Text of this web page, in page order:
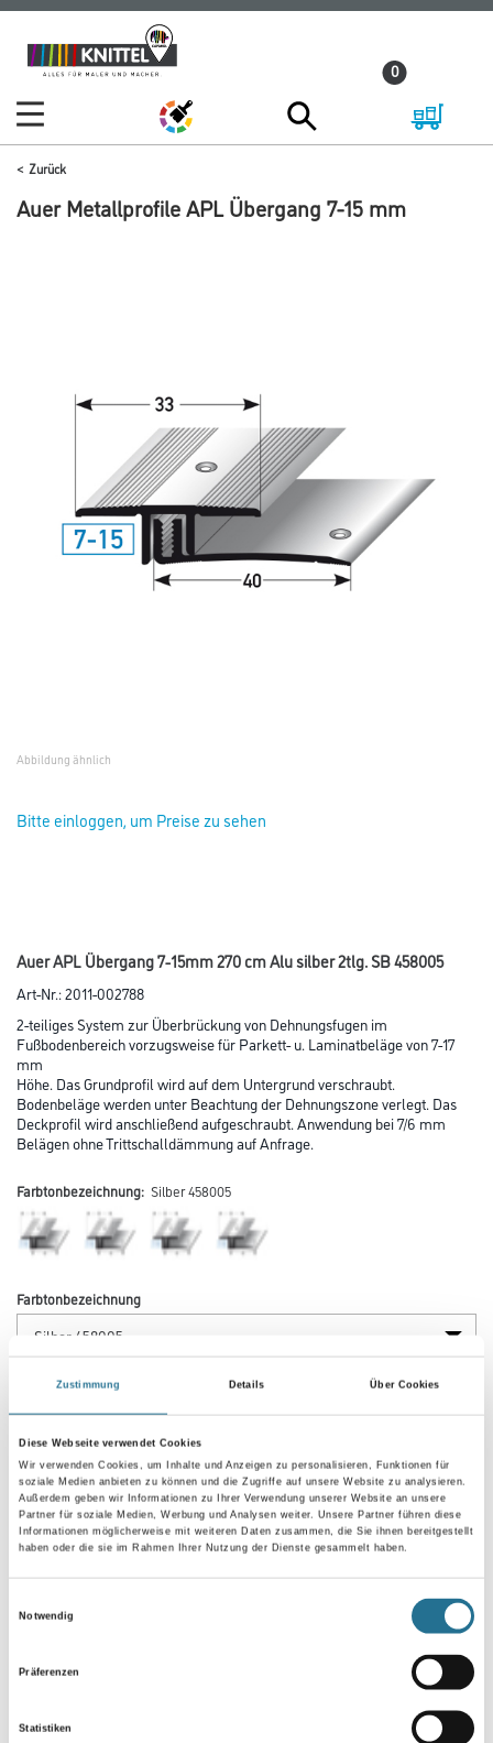
Zustimmung Details Über Cookies
Diese Webseite verwendet Cookies
Wir verwenden Cookies, um Inhalte und Anzeigen zu personalisieren, Funktionen für
soziale Medien anbieten zu können und die Zugriffe auf unsere Website zu analysieren.
Außerdem geben wir Informationen zu Ihrer Verwendung unserer Website an unsere
Partner für soziale Medien, Werbung und Analysen weiter. Unsere Partner führen diese
Informationen möglicherweise mit weiteren Daten zusammen, die Sie ihnen bereitgestellt
haben oder die sie im Rahmen Ihrer Nutzung der Dienste gesammelt haben.
Notwendig
Präferenzen
Statistiken
Zum
Inhalt
Zum
Navigationsmenü
0
Zurück
Auer Metallprofile APL Übergang 7-15 mm
Abbildung ähnlich
Bitte einloggen, um Preise zu sehen
Auer APL Übergang 7-15mm 270 cm Alu silber 2tlg. SB 458005
Art-Nr.:2011-002788
2-teiliges System zur Überbrückung von Dehnungsfugen im
Fußbodenbereich vorzugsweise für Parkett- u. Laminatbeläge von 7-17
mm
Höhe. Das Grundprofil wird auf dem Untergrund verschraubt.
Bodenbeläge werden unter Beachtung der Dehnungszone verlegt. Das
Deckprofil wird anschließend aufgeschraubt. Anwendung bei 7/6 mm
Belägen ohne Trittschalldämmung auf Anfrage.
Farbtonbezeichnung: Silber 458005
Farbtonbezeichnung
Länge in centimeter
Breite in centimeter
Gebinde